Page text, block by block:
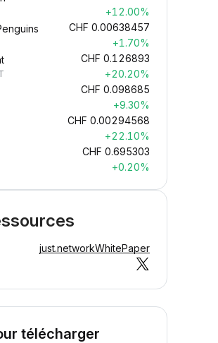
+12.00%
CHF 0.00638457
+1.70%
CHF 0.126893
+20.20%
CHF 0.098685
+9.30%
CHF 0.00294568
+22.10%
CHF 0.695303
+0.20%
just.networkWhitePaper
télécharger